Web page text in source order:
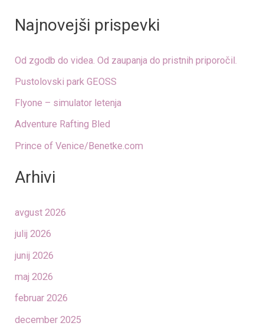
Najnovejši prispevki
Od zgodb do videa. Od zaupanja do pristnih priporočil.
Pustolovski park GEOSS
Flyone – simulator letenja
Adventure Rafting Bled
Prince of Venice/Benetke.com
Arhivi
avgust 2026
julij 2026
junij 2026
maj 2026
februar 2026
december 2025